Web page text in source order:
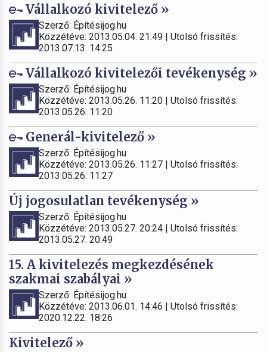
Vállalkozó kivitelező »
Szerző: Építésijog.hu
Közzétéve: 2013.05.04. 21:49 | Utolsó frissítés:
2013.07.13. 14:25
Vállalkozó kivitelezői tevékenység »
Szerző: Építésijog.hu
Közzétéve: 2013.05.26. 11:20 | Utolsó frissítés:
2013.05.26. 11:20
Generál-kivitelező »
Szerző: Építésijog.hu
Közzétéve: 2013.05.26. 11:27 | Utolsó frissítés:
2013.05.26. 11:27
Új jogosulatlan tevékenység »
Szerző: Építésijog.hu
Közzétéve: 2013.05.27. 20:24 | Utolsó frissítés:
2013.05.27. 20:49
15. A kivitelezés megkezdésének
szakmai szabályai »
Szerző: Építésijog.hu
Közzétéve: 2013.06.01. 14:46 | Utolsó frissítés:
2020.12.22. 18:26
Kivitelező »